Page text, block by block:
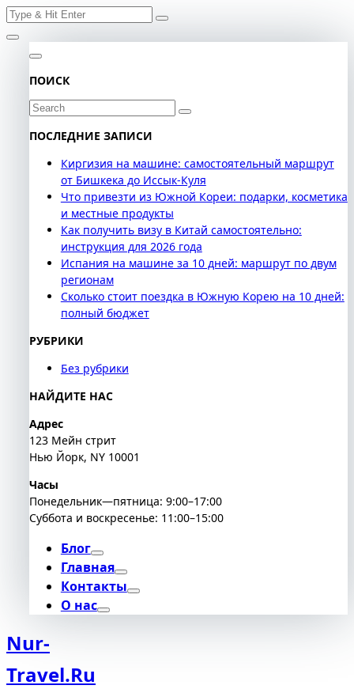
Skip
to
content
Search
ПОИСК
Search
ПОСЛЕДНИЕ ЗАПИСИ
Киргизия на машине: самостоятельный маршрут
от Бишкека до Иссык-Куля
Что привезти из Южной Кореи: подарки, косметика
и местные продукты
Как получить визу в Китай самостоятельно:
инструкция для 2026 года
Испания на машине за 10 дней: маршрут по двум
регионам
Сколько стоит поездка в Южную Корею на 10 дней:
полный бюджет
РУБРИКИ
Без рубрики
НАЙДИТЕ НАС
Адрес
123 Мейн стрит
Нью Йорк, NY 10001
Часы
Понедельник—пятница: 9:00–17:00
Суббота и воскресенье: 11:00–15:00
Блог
Главная
Контакты
О нас
Nur-
Travel.ru